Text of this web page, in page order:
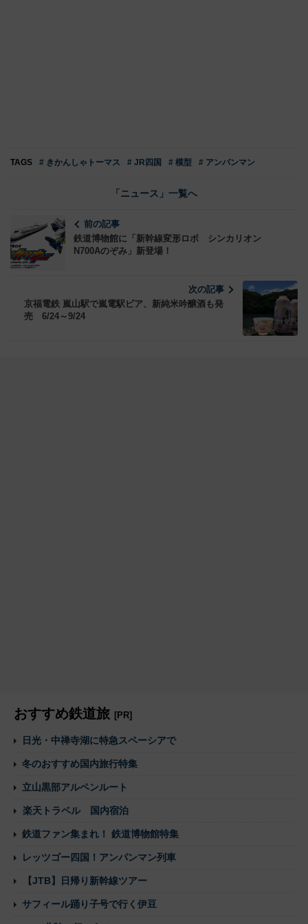
TAGS # きかんしゃトーマス # JR四国 # 模型 # アンパンマン
「ニュース」一覧へ
前の記事
鉄道博物館に「新幹線変形ロボ シンカリオン
N700Aのぞみ」新登場！
次の記事
京福電鉄 嵐山駅で嵐電駅ビア、新純米吟醸酒も発
売 6/24～9/24
おすすめ鉄道旅 [PR]
日光・中禅寺湖に特急スペーシアで
冬のおすすめ国内旅行特集
立山黒部アルペンルート
楽天トラベル 国内宿泊
鉄道ファン集まれ！ 鉄道博物館特集
レッツゴー四国！アンパンマン列車
【JTB】日帰り新幹線ツアー
サフィール踊り子号で行く伊豆